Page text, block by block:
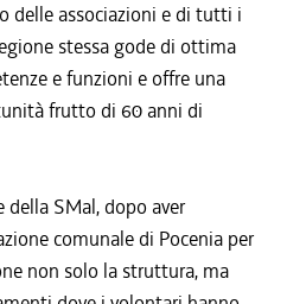
delle associazioni e di tutti i
stessa gode di ottima
e funzioni e offre una
frutto di 60 anni di
della SMal, dopo aver
comunale di Pocenia per
non solo la struttura, ma